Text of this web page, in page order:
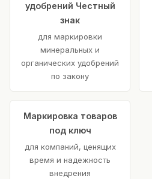
удобрений Честный
знак
для маркировки
минеральных и
органических удобрений
по закону
Маркировка товаров
под ключ
для компаний, ценящих
время и надежность
внедрения